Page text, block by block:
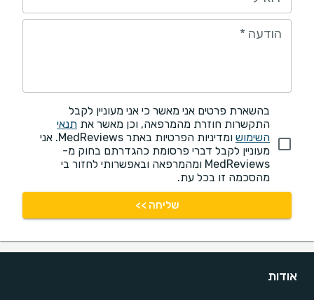
הודעה *
בהשארת פרטים אני מאשר כי אני מעוניין לקבל
התקשרות חוזרת מהמרפאה, וכן מאשר את תנאי
השימוש
ומדיניות הפרטיות באתר MedReviews. אני
מעוניין לקבל דברי פרסומת כהגדרתם בחוק מ-
MedReviews ומהמרפאה ובאפשרותי לחזור בי
מהסכמה זו בכל עת.
שליחה >>
אודות